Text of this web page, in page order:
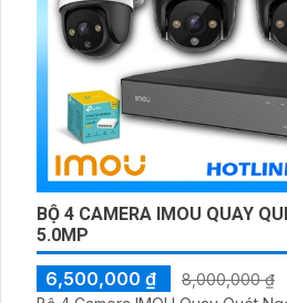
BỘ 4 CAMERA IMOU QUAY
5.0MP
6,500,000 ₫
8,000,000 ₫